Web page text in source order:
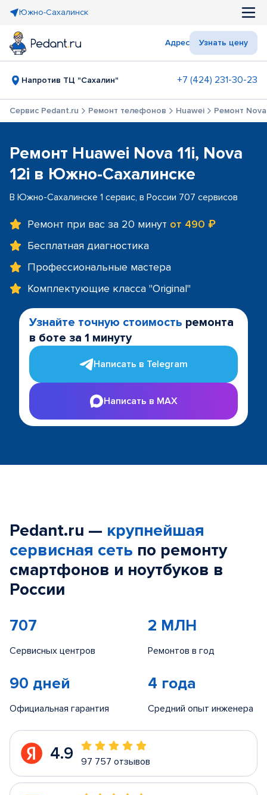
Южно-Сахалинск
Адрес Узнать цену
Напротив ТЦ "Сахалин" +7 (424) 231-30-23
Сервис Pedant.ru Ремонт телефонов Huawei Ремонт Nova
Ремонт Huawei Nova 11i, Nova
12i в Южно-Сахалинске
В Южно-Сахалинске 1 сервис, в России 707 сервисов
Ремонт при вас за 20 минут от 490 ₽
Бесплатная диагностика
Профессиональные мастера
Комплектующие класса "Original"
Узнайте точную стоимость ремонта
в боте за 1 минуту
Написать в Telegram
Написать в MAX
Pedant.ru — крупнейшая
сервисная сеть по ремонту
смартфонов и ноутбуков в
России
707
Сервисных центров
2 МЛН
Ремонтов в год
90 дней
Официальная гарантия
4 года
Средний опыт инженера
4.9 97 757 отзывов